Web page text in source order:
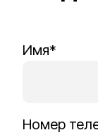
Имя*
Номер